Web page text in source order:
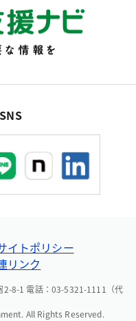
イトポリシー
リンク
2-8-1 電話：03-5321-1111（代
All Rights Reserved.